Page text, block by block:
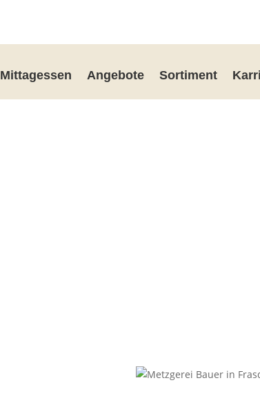
Mittagessen Angebote Sortiment